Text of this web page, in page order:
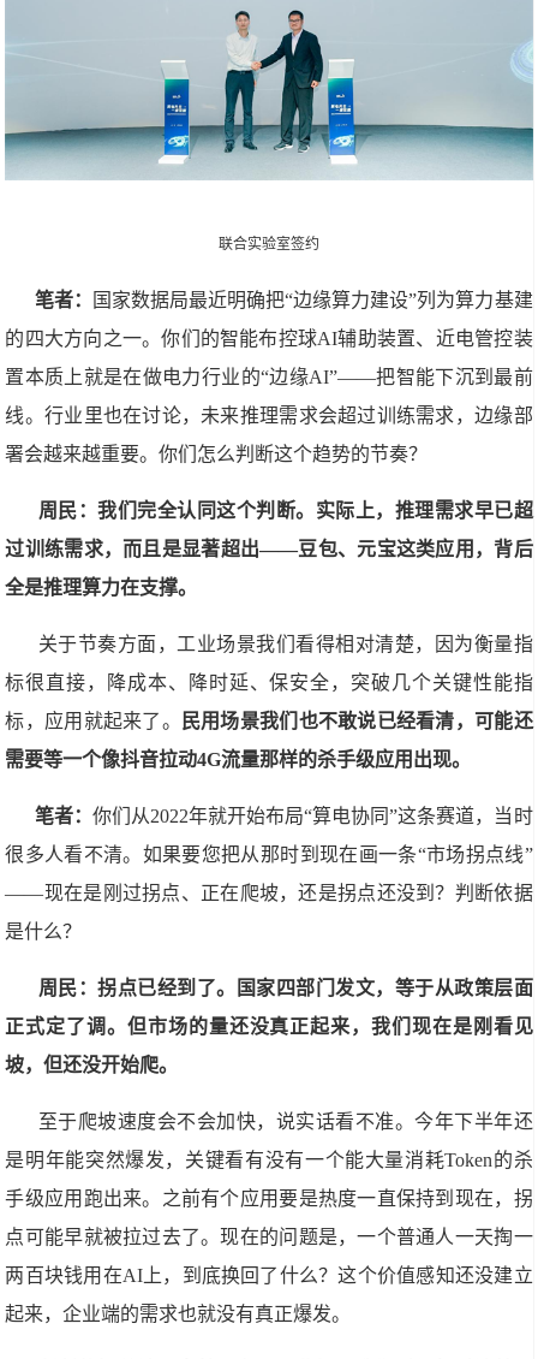
联合实验室签约
笔者：
国家数据局最近明确把“边缘算力建设”列为算力基建
的四大方向之一。你们的智能布控球AI辅助装置、近电管控装
置本质上就是在做电力行业的“边缘AI”——把智能下沉到最前
线。行业里也在讨论，未来推理需求会超过训练需求，边缘部
署会越来越重要。你们怎么判断这个趋势的节奏？
周民：我们完全认同这个判断。实际上，推理需求早已超
过训练需求，而且是显著超出——豆包、元宝这类应用，背后
全是推理算力在支撑。
关于节奏方面，工业场景我们看得相对清楚，因为衡量指
标很直接，降成本、降时延、保安全，突破几个关键性能指
标，应用就起来了。
民用场景我们也不敢说已经看清，可能还
需要等一个像抖音拉动4G流量那样的杀手级应用出现。
笔者： 你们从2022年就开始布局“算电协同”这条赛道，当时
很多人看不清。如果要您把从那时到现在画一条“市场拐点线”
——现在是刚过拐点、正在爬坡，还是拐点还没到？判断依据
是什么？
周民：拐点已经到了。国家四部门发文，等于从政策层面
正式定了调。但市场的量还没真正起来，我们现在是刚看见
坡，但还没开始爬。
至于爬坡速度会不会加快，说实话看不准。今年下半年还
是明年能突然爆发，关键看有没有一个能大量消耗Token的杀
手级应用跑出来。之前有个应用要是热度一直保持到现在，拐
点可能早就被拉过去了。现在的问题是，一个普通人一天掏一
两百块钱用在AI上，到底换回了什么？这个价值感知还没建立
起来，企业端的需求也就没有真正爆发。